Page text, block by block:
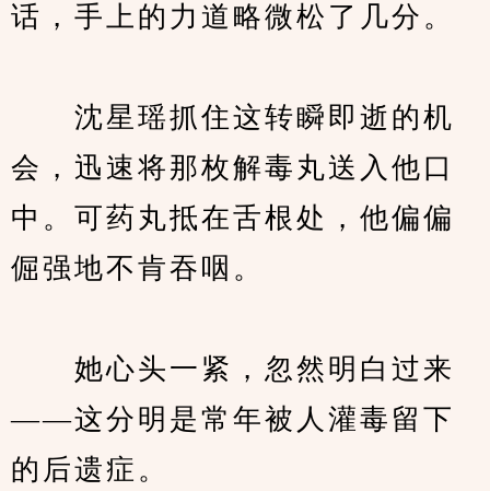
话，手上的力道略微松了几分。
沈星瑶抓住这转瞬即逝的机
会，迅速将那枚解毒丸送入他口
中。可药丸抵在舌根处，他偏偏
倔强地不肯吞咽。
她心头一紧，忽然明白过来
——这分明是常年被人灌毒留下
的后遗症。